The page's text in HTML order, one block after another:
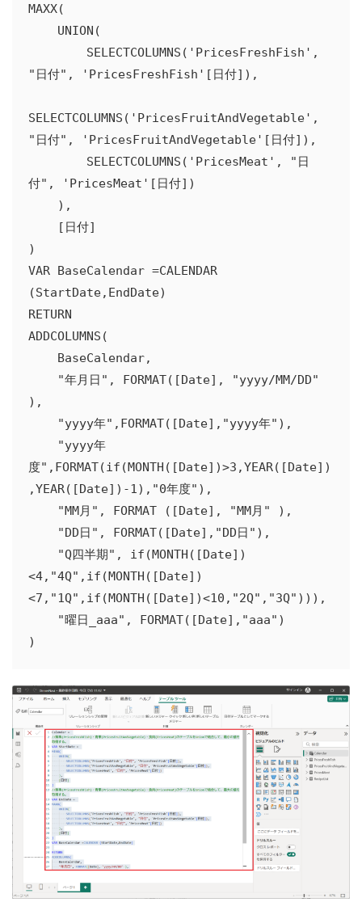
MAXX(
"日付", 'PricesFreshFish'[日付]),
SELECTCOLUMNS('PricesFruitAndVegetable',
"日付", 'PricesFruitAndVegetable'[日付]),
付", 'PricesMeat'[日付])
)
VAR BaseCalendar =CALENDAR
(StartDate,EndDate)
RETURN
ADDCOLUMNS(
),
度",FORMAT(if(MONTH([Date])>3,YEAR([Date])
,YEAR([Date])-1),"0年度"),
<4,"4Q",if(MONTH([Date])
<7,"1Q",if(MONTH([Date])<10,"2Q","3Q"))),
)